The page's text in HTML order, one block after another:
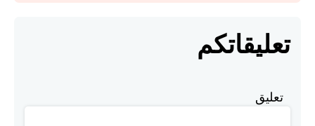
تعليقاتكم
تعليق